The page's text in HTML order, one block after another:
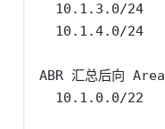
  10.1.3.0/24
  10.1.4.0/24
ABR 汇总后向
  10.1.0.0/22